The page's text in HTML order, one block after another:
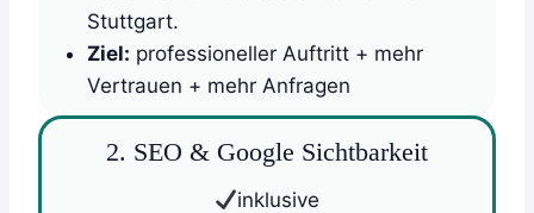
Stuttgart.
Ziel: professioneller Auftritt + mehr
Vertrauen + mehr Anfragen
2. SEO & Google Sichtbarkeit
inklusive